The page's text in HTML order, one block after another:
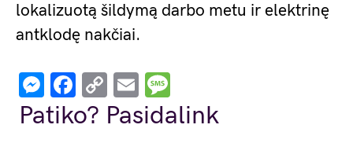
lokalizuotą šildymą darbo metu ir elektrinę
antklodę nakčiai.
Messenger
Facebook
Copy
Link
Email
Patiko? Pasidalink